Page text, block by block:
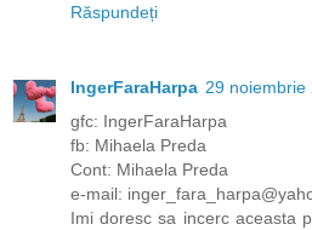
Răspundeți
IngerFaraHarpa 29 noiembrie
gfc: IngerFaraHarpa
fb: Mihaela Preda
Cont: Mihaela Preda
e-mail:
Imi doresc sa incerc aceasta